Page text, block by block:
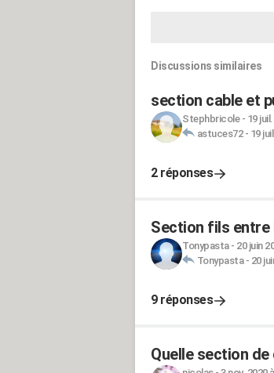
Discussions similaires
section cable et
Stephbricole- 19
astuces72- 19
2 réponses
Section fils
Tonypasta- 20 juin
Tonypasta- 20
9 réponses
Quelle section